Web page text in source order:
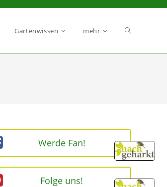
Gartenwissen mehr
Werde Fan!
Folge uns!